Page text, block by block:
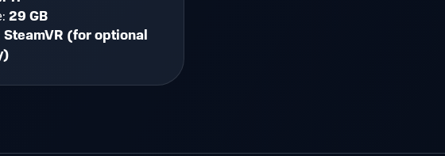
29 GB
SteamVR (for optional